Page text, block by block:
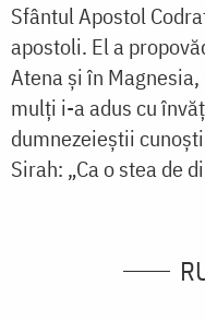
Sfântul Apostol
apostoli. El a
Atena și în
mulți i-a adus cu
dumnezeieștii
Sirah: „Ca o stea de